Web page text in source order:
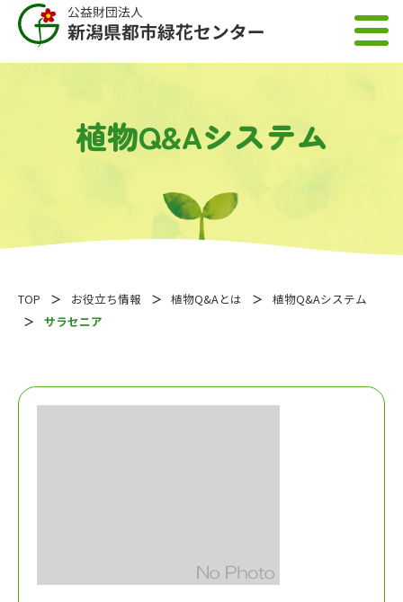
植物Q&Aシステム
TOP お役立ち情報 植物Q&Aとは
植物Q&Aシステム
サラセニア